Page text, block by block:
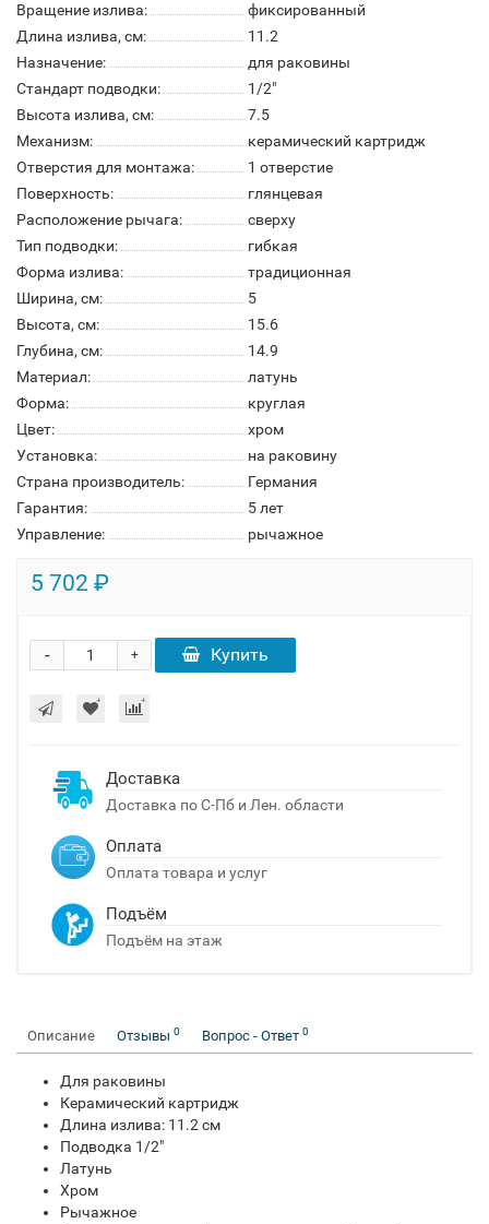
Вращение излива:
фиксированный
Длина излива, см:
11.2
Назначение:
для раковины
Стандарт подводки:
1/2"
Высота излива, см:
7.5
Механизм:
керамический картридж
Отверстия для монтажа:
1 отверстие
Поверхность:
глянцевая
Расположение рычага:
сверху
Тип подводки:
гибкая
Форма излива:
традиционная
Ширина, см:
5
Высота, см:
15.6
Глубина, см:
14.9
Материал:
латунь
Форма:
круглая
Цвет:
хром
Установка:
на раковину
Страна производитель:
Германия
Гарантия:
5 лет
Управление:
рычажное
5 702 ₽
+
- Купить
Доставка
Доставка по С-Пб и Лен. области
Оплата
Оплата товара и услуг
Подъём
Подъём на этаж
Описание Отзывы 0 Вопрос - Ответ 0
Для раковины
Керамический картридж
Длина излива: 11.2 см
Подводка 1/2"
Латунь
Хром
Рычажное